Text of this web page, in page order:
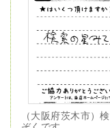
（大阪府茨木市）